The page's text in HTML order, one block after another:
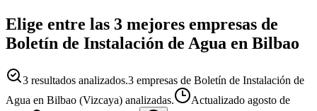
Elige entre las 3 mejores empresas de
Boletín de Instalación de Agua en Bilbao
3 resultados analizados.3 empresas de Boletín de Instalación de
Agua en Bilbao (Vizcaya) analizadas.
Actualizado agosto de